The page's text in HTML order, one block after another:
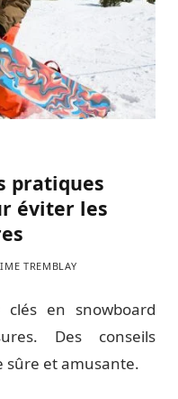
pratiques
éviter les
TREMBLAY
clés en snowboard
Des conseils
sûre et amusante.